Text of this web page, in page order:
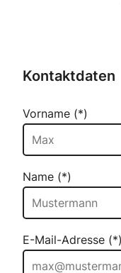
Kontaktdaten
Vorname (*)
Name (*)
E-Mail-Adresse (*)